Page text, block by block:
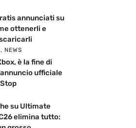
annunciati su
ottenerli e
, NEWS
è la fine di
ufficiale
su Ultimate
elimina tutto: